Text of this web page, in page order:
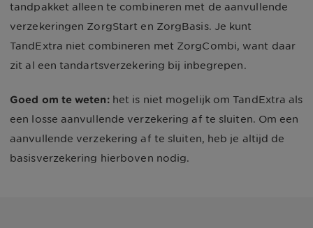
tandpakket alleen te combineren met de aanvullende
verzekeringen ZorgStart en ZorgBasis. Je kunt
TandExtra niet combineren met ZorgCombi, want daar
zit al een tandartsverzekering bij inbegrepen.
Goed om te weten: het is niet mogelijk om TandExtra als
een losse aanvullende verzekering af te sluiten. Om een
aanvullende verzekering af te sluiten, heb je altijd de
basisverzekering hierboven nodig.